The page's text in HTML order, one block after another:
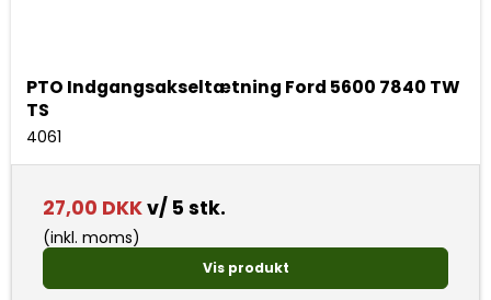
PTO Indgangsakseltætning Ford 5600 7840 TW
TS
4061
27,00 DKKv/ 5 stk.
(inkl. moms)
Vis produkt